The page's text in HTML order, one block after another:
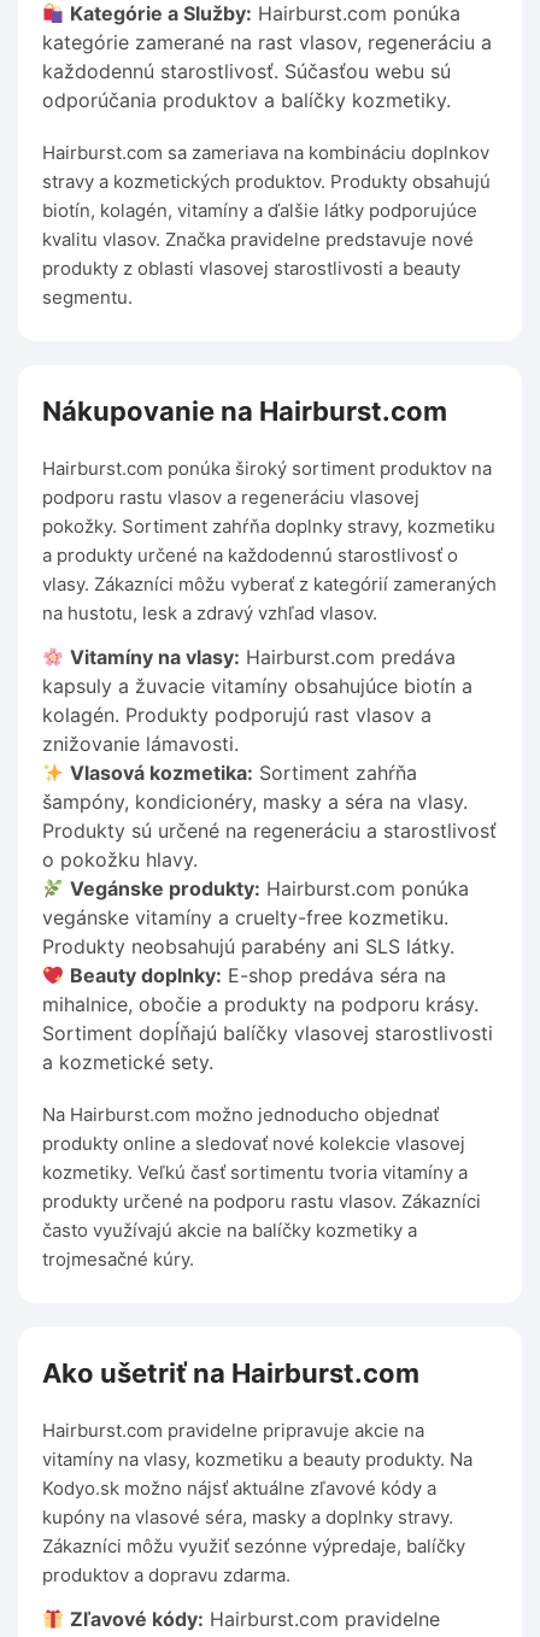
Kategórie a Služby: Hairburst.com ponúka
kategórie zamerané na rast vlasov, regeneráciu a
každodennú starostlivosť. Súčasťou webu sú
odporúčania produktov a balíčky kozmetiky.
Hairburst.com sa zameriava na kombináciu doplnkov
stravy a kozmetických produktov. Produkty obsahujú
biotín, kolagén, vitamíny a ďalšie látky podporujúce
kvalitu vlasov. Značka pravidelne predstavuje nové
produkty z oblasti vlasovej starostlivosti a beauty
segmentu.
Nákupovanie na Hairburst.com
Hairburst.com ponúka široký sortiment produktov na
podporu rastu vlasov a regeneráciu vlasovej
pokožky. Sortiment zahŕňa doplnky stravy, kozmetiku
a produkty určené na každodennú starostlivosť o
vlasy. Zákazníci môžu vyberať z kategórií zameraných
na hustotu, lesk a zdravý vzhľad vlasov.
Vitamíny na vlasy: Hairburst.com predáva
kapsuly a žuvacie vitamíny obsahujúce biotín a
kolagén. Produkty podporujú rast vlasov a
znižovanie lámavosti.
Vlasová kozmetika: Sortiment zahŕňa
šampóny, kondicionéry, masky a séra na vlasy.
Produkty sú určené na regeneráciu a starostlivosť
o pokožku hlavy.
Vegánske produkty: Hairburst.com ponúka
vegánske vitamíny a cruelty-free kozmetiku.
Produkty neobsahujú parabény ani SLS látky.
Beauty doplnky: E-shop predáva séra na
mihalnice, obočie a produkty na podporu krásy.
Sortiment dopĺňajú balíčky vlasovej starostlivosti
a kozmetické sety.
Na Hairburst.com možno jednoducho objednať
produkty online a sledovať nové kolekcie vlasovej
kozmetiky. Veľkú časť sortimentu tvoria vitamíny a
produkty určené na podporu rastu vlasov. Zákazníci
často využívajú akcie na balíčky kozmetiky a
trojmesačné kúry.
Ako ušetriť na Hairburst.com
Hairburst.com pravidelne pripravuje akcie na
vitamíny na vlasy, kozmetiku a beauty produkty. Na
Kodyo.sk možno nájsť aktuálne zľavové kódy a
kupóny na vlasové séra, masky a doplnky stravy.
Zákazníci môžu využiť sezónne výpredaje, balíčky
produktov a dopravu zdarma.
Zľavové kódy: Hairburst.com pravidelne